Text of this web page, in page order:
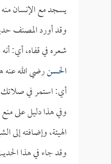
يسجد مع الإنسان
وقد أورد المصنف
شعره في قفاه، أي:
الحسنرضي الله
أي: استمر في
وفي هذا دليل على
الهيئة، وإضافته
وقد جاء في هذا